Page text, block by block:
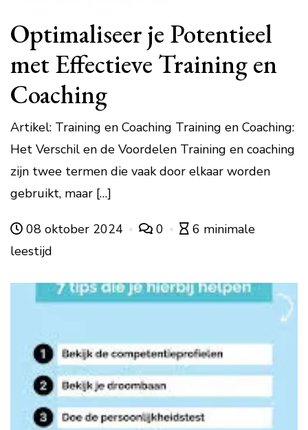
Optimaliseer je Potentieel
met Effectieve Training en
Coaching
Artikel: Training en Coaching Training en Coaching:
Het Verschil en de Voordelen Training en coaching
zijn twee termen die vaak door elkaar worden
gebruikt, maar […]
08 oktober 2024 0
6 minimale
leestijd